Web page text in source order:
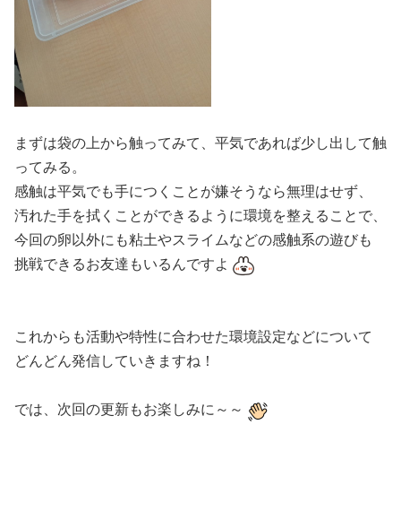
まずは袋の上から触ってみて、平気であれば少し出して触
ってみる。
感触は平気でも手につくことが嫌そうなら無理はせず、
汚れた手を拭くことができるように環境を整えることで、
今回の卵以外にも粘土やスライムなどの感触系の遊びも
挑戦できるお友達もいるんですよ
これからも活動や特性に合わせた環境設定などについて
どんどん発信していきますね！
では、次回の更新もお楽しみに～～